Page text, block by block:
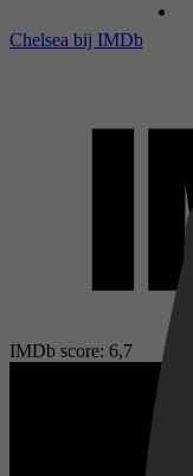
Chelsea bij IMDb
IMDb score: 6,7